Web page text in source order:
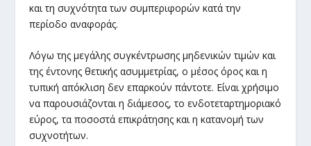
και τη συχνότητα των συμπεριφορών κατά την
περίοδο αναφοράς.
Λόγω της μεγάλης συγκέντρωσης μηδενικών τιμών και
της έντονης θετικής ασυμμετρίας, ο μέσος όρος και η
τυπική απόκλιση δεν επαρκούν πάντοτε. Είναι χρήσιμο
να παρουσιάζονται η διάμεσος, το ενδοτεταρτημοριακό
εύρος, τα ποσοστά επικράτησης και η κατανομή των
συχνοτήτων.